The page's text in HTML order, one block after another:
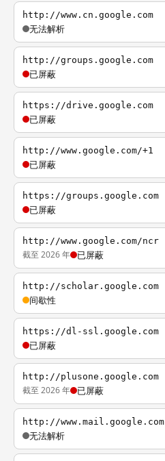
http://www.cn.google.com
无法解析
http://groups.google.com
已屏蔽
https://drive.google.com
已屏蔽
http://www.google.com/+1
已屏蔽
https://groups.google.com
已屏蔽
http://www.google.com/ncr
截至 2026 年 已屏蔽
http://scholar.google.com
间歇性
https://dl-ssl.google.com
已屏蔽
http://plusone.google.com
截至 2026 年 已屏蔽
http://www.mail.google.com
无法解析